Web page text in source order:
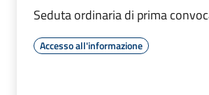
Seduta ordinaria di prima
Accesso all'informazione